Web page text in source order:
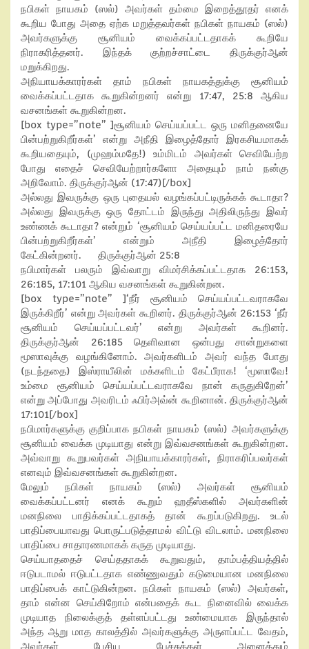
நபிகள் நாயகம் (ஸல்) அவர்கள் தம்மை இறைத்தூதர் எனக்
கூறிய போது அதை ஏற்க மறுத்தவர்கள் நபிகள் நாயகம் (ஸல்)
அவர்களுக்கு சூனியம் வைக்கப்பட்டதாகக் கூறியே
நிராகரித்தனர். இந்தக் குற்றச்சாட்டை திருக்குர்ஆன்
மறுக்கிறது.
அநியாயக்காரர்கள் தாம் நபிகள் நாயகத்துக்கு சூனியம்
வைக்கப்பட்டதாக கூறுகின்றனர் என்று 17:47, 25:8 ஆகிய
வசனங்கள் கூறுகின்றன.
[box type=”note” ]சூனியம் செய்யப்பட்ட ஒரு மனிதனையே
பின்பற்றுகிறீர்கள்’ என்று அநீதி இழைத்தோர் இரகசியமாகக்
கூறியதையும், (முஹம்மதே!) உம்மிடம் அவர்கள் செவியேற்ற
போது எதைச் செவியேற்றார்களோ அதையும் நாம் நன்கு
அறிவோம். திருக்குர்ஆன் (17:47)[/box]
அல்லது இவருக்கு ஒரு புதையல் வழங்கப்பட்டிருக்கக் கூடாதா?
அல்லது இவருக்கு ஒரு தோட்டம் இருந்து அதிலிருந்து இவர்
உண்ணக் கூடாதா? என்றும் ‘சூனியம் செய்யப்பட்ட மனிதரையே
பின்பற்றுகிறீர்கள்’ என்றும் அநீதி இழைத்தோர்
கேட்கின்றனர். திருக்குர்ஆன் 25:8
நபிமார்கள் பலரும் இவ்வாறு விமர்சிக்கப்பட்டதாக 26:153,
26:185, 17:101 ஆகிய வசனங்கள் கூறுகின்றன.
[box type=”note” ]‘நீர் சூனியம் செய்யப்பட்டவராகவே
இருக்கிறீர்’ என்று அவர்கள் கூறினர். திருக்குர்ஆன் 26:153 ‘நீர்
சூனியம் செய்யப்பட்டவர்’ என்று அவர்கள் கூறினர்.
திருக்குர்ஆன் 26:185 தெளிவான ஒன்பது சான்றுகளை
மூஸாவுக்கு வழங்கினோம். அவர்களிடம் அவர் வந்த போது
(நடந்ததை) இஸ்ராயீலின் மக்களிடம் கேட்பீராக! ‘மூஸாவே!
உம்மை சூனியம் செய்யப்பட்டவராகவே நான் கருதுகிறேன்’
என்று அப்போது அவரிடம் ஃபிர்அவ்ன் கூறினான். திருக்குர்ஆன்
17:101[/box]
நபிமார்களுக்கு குறிப்பாக நபிகள் நாயகம் (ஸல்) அவர்களுக்கு
சூனியம் வைக்க முடியாது என்று இவ்வசனங்கள் கூறுகின்றன.
அவ்வாறு கூறுபவர்கள் அநியாயக்காரர்கள், நிராகரிப்பவர்கள்
எனவும் இவ்வசனங்கள் கூறுகின்றன.
மேலும் நபிகள் நாயகம் (ஸல்) அவர்கள் சூனியம்
வைக்கப்பட்டனர் எனக் கூறும் ஹதீஸ்களில் அவர்களின்
மனநிலை பாதிக்கப்பட்டதாகத் தான் கூறப்படுகிறது. உடல்
பாதிப்பையாவது பொருட்படுத்தாமல் விட்டு விடலாம். மனநிலை
பாதிப்பை சாதாரணமாகக் கருத முடியாது.
செய்யாததைச் செய்ததாகக் கூறுவதும், தாம்பத்தியத்தில்
ஈடுபடாமல் ஈடுபட்டதாக எண்ணுவதும் கடுமையான மனநிலை
பாதிப்பைக் காட்டுகின்றன. நபிகள் நாயகம் (ஸல்) அவர்கள்,
தாம் என்ன செய்கிறோம் என்பதைக் கூட நினைவில் வைக்க
முடியாத நிலைக்குத் தள்ளப்பட்டது உண்மையாக இருந்தால்
அந்த ஆறு மாத காலத்தில் அவர்களுக்கு அருளப்பட்ட வேதம்,
அவர்கள் பேசிய பேச்சுக்கள் அனைத்தும்